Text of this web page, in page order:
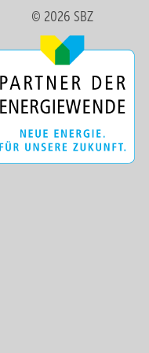
© 2026 SBZ